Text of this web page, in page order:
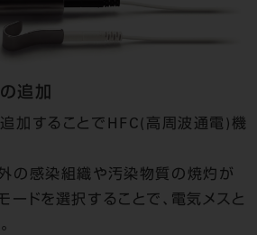
追加
加することでHFC(高周波通電)機
の感染組織や汚染物質の焼灼が
ードを選択することで、電気メスと